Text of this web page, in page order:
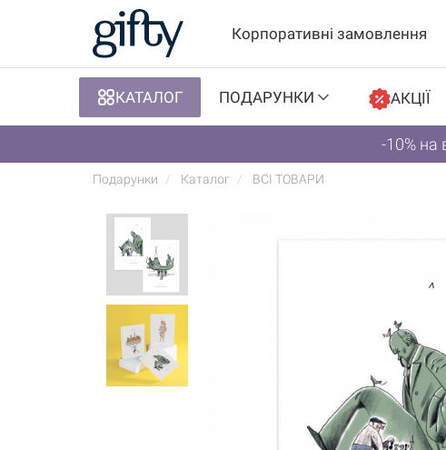
Корпоративні замовлення
КАТАЛОГ ПОДАРУНКИ АКЦІЇ
-10% на
Подарунки Каталог ВСІ ТОВАРИ